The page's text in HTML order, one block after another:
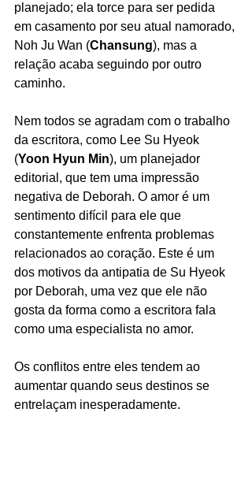
planejado; ela torce para ser pedida
em casamento por seu atual namorado,
Noh Ju Wan (Chansung), mas a
relação acaba seguindo por outro
caminho.
Nem todos se agradam com o trabalho
da escritora, como Lee Su Hyeok
(Yoon Hyun Min), um planejador
editorial, que tem uma impressão
negativa de Deborah. O amor é um
sentimento difícil para ele que
constantemente enfrenta problemas
relacionados ao coração. Este é um
dos motivos da antipatia de Su Hyeok
por Deborah, uma vez que ele não
gosta da forma como a escritora fala
como uma especialista no amor.
Os conflitos entre eles tendem ao
aumentar quando seus destinos se
entrelaçam inesperadamente.